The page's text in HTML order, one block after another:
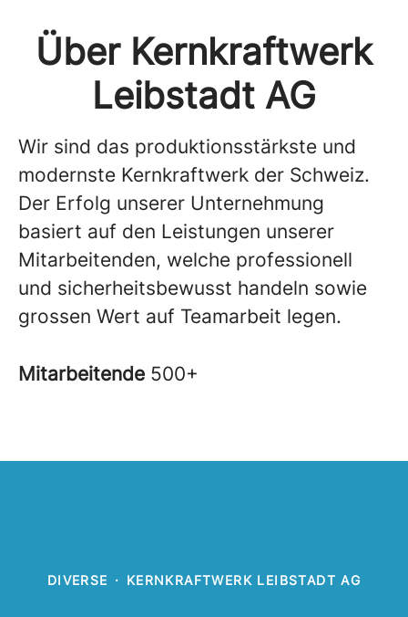
Über Kernkraftwerk
Leibstadt AG
Wir sind das produktionsstärkste und
modernste Kernkraftwerk der Schweiz.
Der Erfolg unserer Unternehmung
basiert auf den Leistungen unserer
Mitarbeitenden, welche professionell
und sicherheitsbewusst handeln sowie
grossen Wert auf Teamarbeit legen.
Mitarbeitende 500+
DIVERSE · KERNKRAFTWERK LEIBSTADT AG